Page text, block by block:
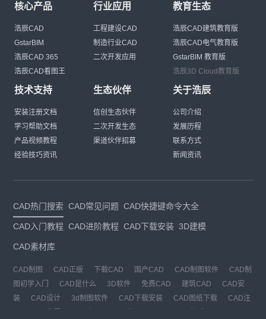
核心产品
浩辰CAD
GstarBIM
浩辰CAD 365
浩辰CAD看图王
行业应用
工程建设CAD
制造行业CAD
二次开发应用
教育生态
浩辰CAD建筑教育版
浩辰CAD电气教育版
GstarBIM 教育版
浩辰3D Cloud教育版
技术支持
安装注册文档
学习帮助文档
产品视频教程
经验技巧资讯
生态伙伴
信创生态伙伴
二次开发生态
渠道伙伴招募
关于浩辰
公司介绍
发展历程
联系方式
新闻资讯
CAD热门搜索 CAD常见问题 CAD快捷键命令大全
CAD入门教程 CAD进阶教程 CAD下载安装 3D建模
CAD素材库
CAD制图 CAD正版 下载CAD 国产CAD CAD制图软件
CAD制
图初学入门
CAD是什么 3D软件 免费CAD 建筑CAD
CAD安
装
CAD设计 3d制图软件 CAD下载安装 CAD图纸下载
CAD注